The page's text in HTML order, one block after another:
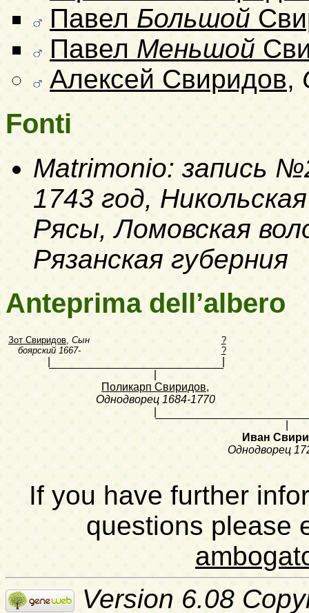
Павел Большой
Павел Меньшой
Алексей Свиридов,
Fonti
Matrimonio: запись
1743 год,
Рясы, Ломовская
Рязанская губерния
Anteprima dell’albero
Зот Свиридов, Сын
боярский 1667-
?
?
Поликарп Свиридов,
Однодворец 1684-1770
Иван
Однодворец
If you have further
questions please
Version 6.08